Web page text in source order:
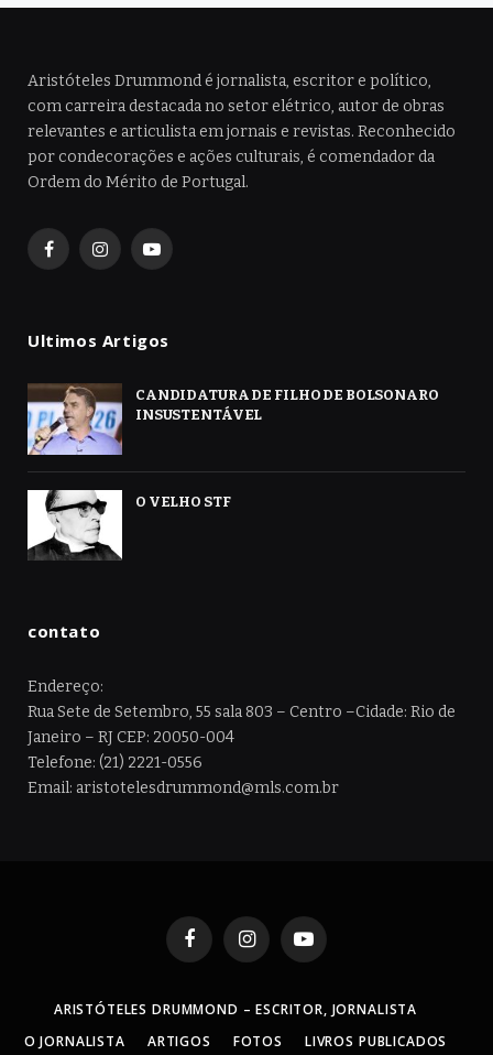
Aristóteles Drummond é jornalista, escritor e político,
com carreira destacada no setor elétrico, autor de obras
relevantes e articulista em jornais e revistas. Reconhecido
por condecorações e ações culturais, é comendador da
Ordem do Mérito de Portugal.
FacebookInstagramYouTube
Ultimos Artigos
CANDIDATURA DE FILHO DE BOLSONARO
INSUSTENTÁVEL
O VELHO STF
contato
Endereço:
Rua Sete de Setembro, 55 sala 803 – Centro –Cidade: Rio de
Janeiro – RJ CEP: 20050-004
Telefone: (21) 2221-0556
Email: aristotelesdrummond@mls.com.br
FacebookInstagramYouTube
ARISTÓTELES DRUMMOND – ESCRITOR, JORNALISTA
O JORNALISTA
ARTIGOS FOTOS LIVROS PUBLICADOS